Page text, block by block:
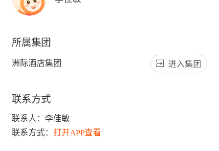
所属集团
洲际酒店集团 进入集团
联系方式
联系人： 李佳敏
联系方式： 打开APP查看